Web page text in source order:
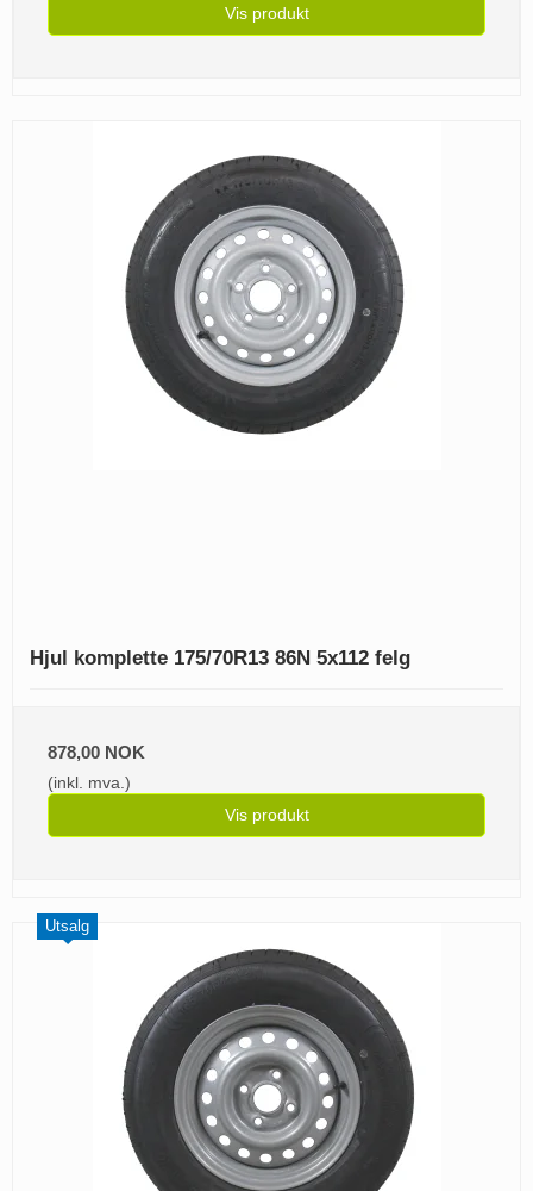
Vis produkt
Hjul komplette 175/70R13 86N 5x112 felg
878,00 NOK
(inkl. mva.)
Vis produkt
Utsalg